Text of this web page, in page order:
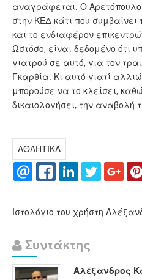
αναγράφεται. Ο
στην ΚΕΔ κάτι που
και το ενδιαφέρον
Ωστόσο, είναι δεδομένο ότι
γιατρού σε αυτό, για τον
Γκαρθία. Κι αυτό γιατί
μπορούσε να το κλείσει,
δικαιολογήσει, την αναβολή
ΑΘΛΗΤΙΚΑ
Ιστολόγιο του χρήστη
Συντάκτης
Αλέξανδρος